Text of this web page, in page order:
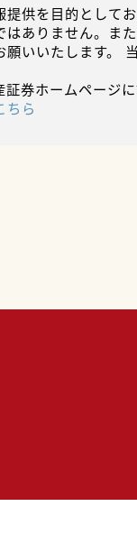
提供を目的として
はありません。ま
いいたします。
券ホームページ
ちら